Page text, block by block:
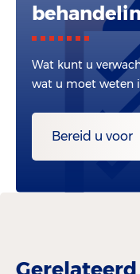
Wat kunt u
wat u moet weten
Bereid u voor